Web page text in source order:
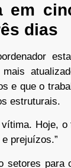
em
dias
mais
e que o
estruturais.
Hoje,
prejuízos.”
setores para